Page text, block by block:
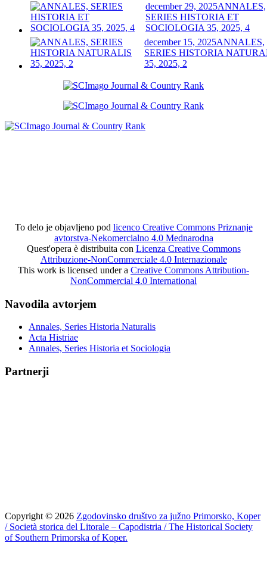
december 29, 2025ANNALES,
SERIES HISTORIA ET
SOCIOLOGIA 35, 2025, 4
december 15, 2025ANNALES,
SERIES HISTORIA
35, 2025, 2
To delo je objavljeno pod licenco Creative Commons Priznanje
avtorstva-Nekomercialno 4.0 Mednarodna
Quest'opera è distribuita con Licenza Creative Commons
Attribuzione-NonCommerciale 4.0 Internazionale
This work is licensed under a Creative Commons Attribution-
NonCommercial 4.0 International
Navodila avtorjem
Annales, Series Historia Naturalis
Acta Histriae
Annales, Series Historia et Sociologia
Partnerji
Copyright © 2026 Zgodovinsko društvo za južno Primorsko, Koper
/ Società storica del Litorale – Capodistria / The Historical Society
of Southern Primorska of Koper.